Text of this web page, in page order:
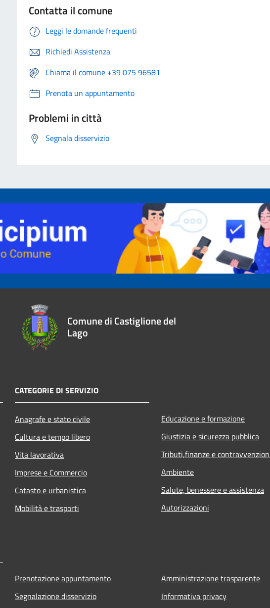
Contatta il comune
Leggi le domande frequenti
Richiedi Assistenza
Chiama il comune +39 075 96581
Prenota un appuntamento
Problemi in città
Segnala disservizio
Comune di Castiglione del
Lago
CATEGORIE DI SERVIZIO
Anagrafe e stato civile
Cultura e tempo libero
Vita lavorativa
Imprese e Commercio
Catasto e urbanistica
Mobilità e trasporti
Educazione e formazione
Giustizia e sicurezza pubblica
Tributi,finanze e
Ambiente
Salute, benessere e assistenza
Autorizzazioni
Prenotazione appuntamento
Segnalazione disservizio
Amministrazione trasparente
Informativa privacy